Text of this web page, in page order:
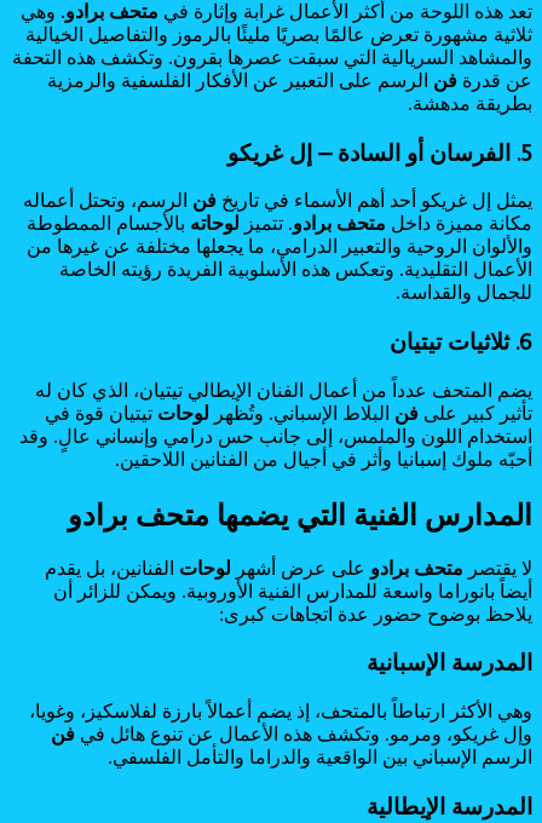
تعد هذه اللوحة من أكثر الأعمال غرابة وإثارة في متحف برادو. وهي
ثلاثية مشهورة تعرض عالمًا بصريًا مليئًا بالرموز والتفاصيل الخيالية
والمشاهد السريالية التي سبقت عصرها بقرون. وتكشف هذه التحفة
عن قدرة فن الرسم على التعبير عن الأفكار الفلسفية والرمزية
بطريقة مدهشة.
5. الفرسان أو السادة – إل غريكو
يمثل إل غريكو أحد أهم الأسماء في تاريخ فن الرسم، وتحتل أعماله
مكانة مميزة داخل متحف برادو. تتميز لوحاته بالأجسام الممطوطة
والألوان الروحية والتعبير الدرامي، ما يجعلها مختلفة عن غيرها من
الأعمال التقليدية. وتعكس هذه الأسلوبية الفريدة رؤيته الخاصة
للجمال والقداسة.
6. ثلاثيات تيتيان
يضم المتحف عدداً من أعمال الفنان الإيطالي تيتيان، الذي كان له
تأثير كبير على فن البلاط الإسباني. وتُظهر لوحات تيتيان قوة في
استخدام اللون والملمس، إلى جانب حس درامي وإنساني عالٍ. وقد
أحبّه ملوك إسبانيا وأثر في أجيال من الفنانين اللاحقين.
المدارس الفنية التي يضمها متحف برادو
لا يقتصر متحف برادو على عرض أشهر لوحات الفنانين، بل يقدم
أيضاً بانوراما واسعة للمدارس الفنية الأوروبية. ويمكن للزائر أن
يلاحظ بوضوح حضور عدة اتجاهات كبرى:
المدرسة الإسبانية
وهي الأكثر ارتباطاً بالمتحف، إذ يضم أعمالاً بارزة لفلاسكيز، وغويا،
وإل غريكو، ومرمو. وتكشف هذه الأعمال عن تنوع هائل في فن
الرسم الإسباني بين الواقعية والدراما والتأمل الفلسفي.
المدرسة الإيطالية